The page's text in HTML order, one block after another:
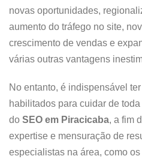
novas oportunidades,
aumento do tráfego no site,
crescimento de vendas e
várias outras vantagens
No entanto, é indispensável
habilitados para cuidar de
do SEO em Piracicaba, a fim
expertise e mensuração de
especialistas na área, como